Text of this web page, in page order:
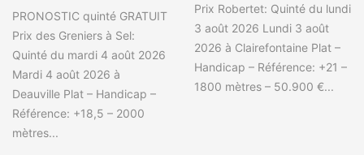
PRONOSTIC quinté GRATUIT
Prix des Greniers à Sel:
Quinté du mardi 4 août 2026
Mardi 4 août 2026 à
Deauville Plat – Handicap –
Référence: +18,5 – 2000
mètres...
Prix Robertet: Quinté du lundi
3 août 2026 Lundi 3 août
2026 à Clairefontaine Plat –
Handicap – Référence: +21 –
1800 mètres – 50.900 €...